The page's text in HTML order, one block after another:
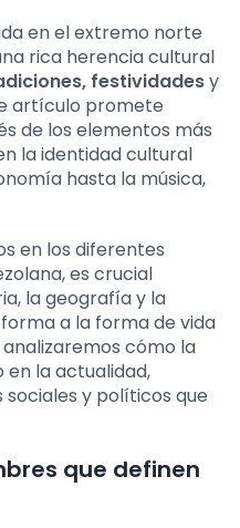
en el extremo norte
rica herencia cultural
festividadesy
artículo promete
de los elementos más
la identidad cultural
hasta la música,
en los diferentes
es crucial
la geografía y la
a la forma de vida
cómo la
en la actualidad,
y políticos que
que definen